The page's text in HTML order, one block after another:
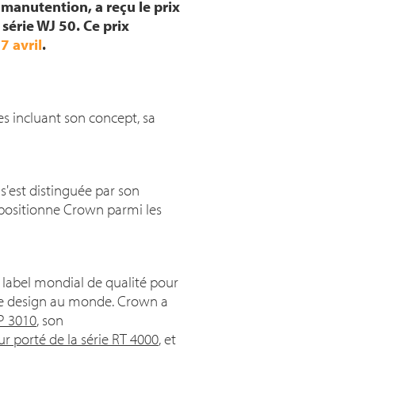
a reçu le prix
WJ 50. Ce prix
avril.
incluant son concept, sa
distinguée par son
Crown parmi les
label mondial de qualité pour
design au monde. Crown a
3010, son
porté de la série RT 4000, et